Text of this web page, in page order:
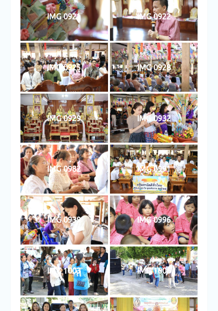
IMG 0921 IMG 0922
IMG 0925 IMG 0928
IMG 0929 IMG 0932
IMG 0982 IMG 0991
IMG 0939 IMG 0996
IMG 1003 IMG 1006